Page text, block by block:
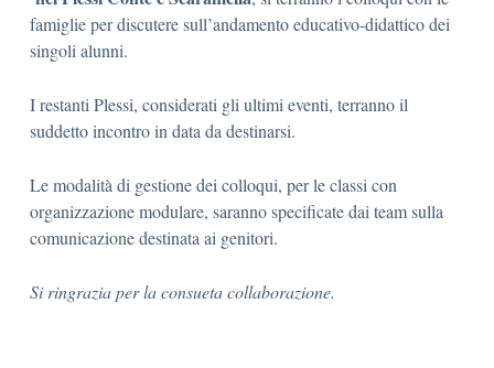
famiglie per discutere sull’andamento educativo-didattico dei
singoli alunni.
I restanti Plessi, considerati gli ultimi eventi, terranno il
suddetto incontro in data da destinarsi.
Le modalità di gestione dei colloqui, per le classi con
organizzazione modulare, saranno specificate dai team sulla
comunicazione destinata ai genitori.
Si ringrazia per la consueta collaborazione.